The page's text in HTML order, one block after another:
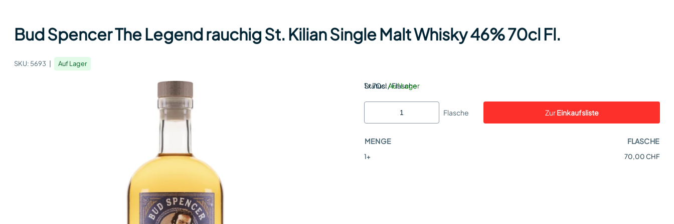
Bud Spencer The Legend rauchig St. Kilian Single Malt Whisky 46% 70cl Fl.
SKU: 5693 Auf Lager
Status:Auf Lager
1 x 70cl / Flasche
Flasche ZurEinkaufsliste
MENGE FLASCHE
1+ 70,00 CHF